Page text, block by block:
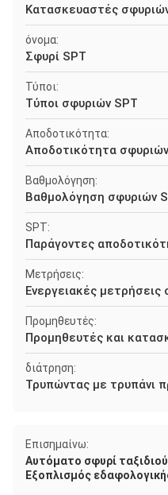
Κατασκευαστές
όνομα:
Σφυρί SPT
Τύποι:
Τύποι σφυριών SPT
Αποδοτικότητα:
Αποδοτικότητα
Βαθμολόγηση:
Βαθμολόγηση σφυριών
SPT:
Παράγοντες
Μετρήσεις:
Ενεργειακές μετρήσεις
Προμηθευτές:
Προμηθευτές και
διάτρηση:
Τρυπώντας με τρυπάνι
Επισημαίνω:
Αυτόματο σφυρί ταξιδιού
Εξοπλισμός